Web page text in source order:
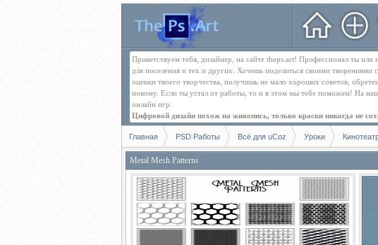
Приветствуем тебя, дизайнер, на сайте theps.art! Профессионал ты
для поселения и тех и других. Хочешь поделиться своими
оценки твоего творчества, получишь не мало хороших советов,
новому. Если ты устал от работы, то и в этом мы тебе поможем! На
онлайн игр.
Цифровой дизайн похож на живопись, только краски никогда не
Главная PSD Работы Всё для uCoz Уроки
Metal Mesh Patterns